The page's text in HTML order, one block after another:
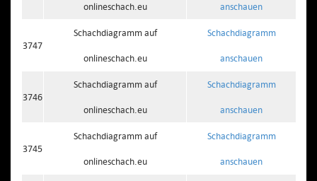
onlineschach.eu anschauen
3747
Schachdiagramm auf
onlineschach.eu
Schachdiagramm
anschauen
3746
Schachdiagramm auf
onlineschach.eu
Schachdiagramm
anschauen
3745
Schachdiagramm auf
onlineschach.eu
Schachdiagramm
anschauen